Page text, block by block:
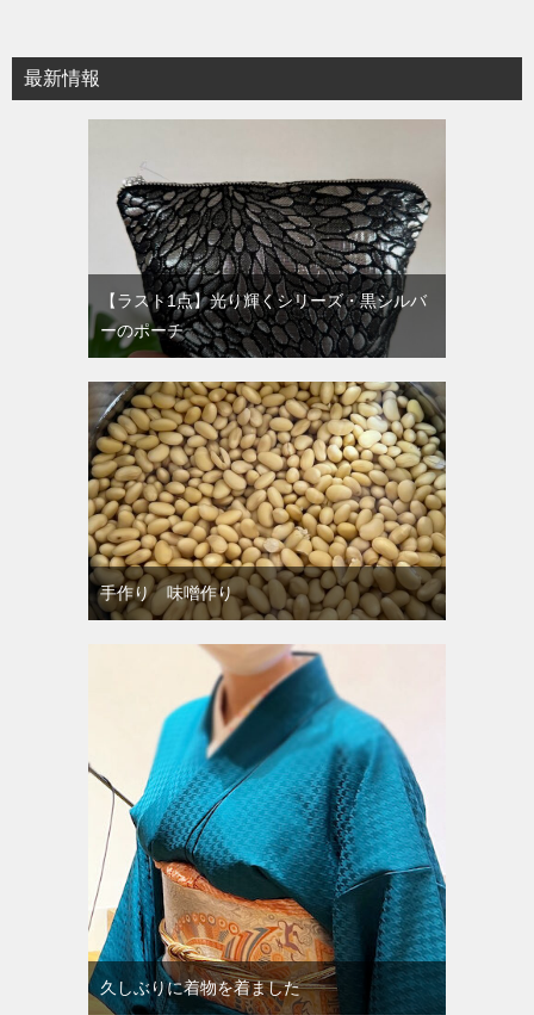
ビ
ゲ
最新情報
【ラスト1点】光り輝くシリーズ・黒シルバ
ーのポーチ
手作り 味噌作り
久しぶりに着物を着ました